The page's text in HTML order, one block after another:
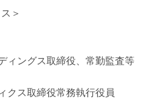
＞
ィングス取締役、常勤監査等
クス取締役常務執行役員